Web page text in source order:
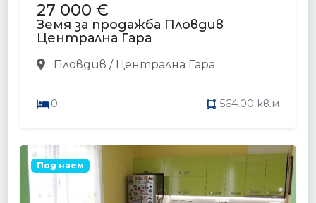
27 000 €
Земя за продажба Пловдив
Централна Гара
Пловдив / Централна Гара
0 564.00 кв.м
Под наем